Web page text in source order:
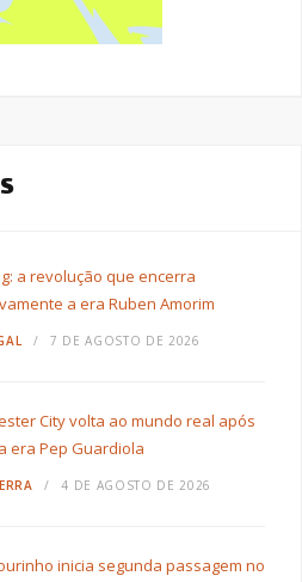
a revolução que encerra
a era Ruben Amorim
7 DE AGOSTO DE 2026
City volta ao mundo real após
era Pep Guardiola
4 DE AGOSTO DE 2026
inicia segunda passagem no